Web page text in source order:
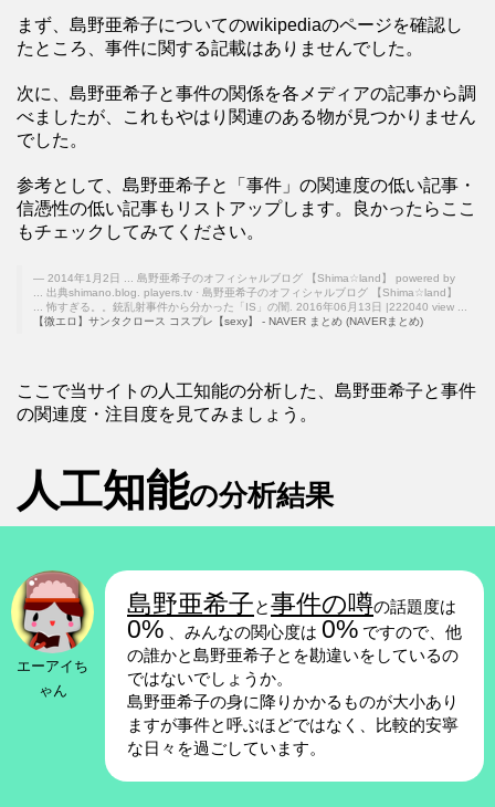
まず、島野亜希子についてのwikipediaのページを確認し
たところ、事件に関する記載はありませんでした。
次に、島野亜希子と事件の関係を各メディアの記事から調
べましたが、これもやはり関連のある物が見つかりません
でした。
参考として、島野亜希子と「事件」の関連度の低い記事・
信憑性の低い記事もリストアップします。良かったらここ
もチェックしてみてください。
2014年1月2日 ... 島野亜希子のオフィシャルブログ 【Shima☆land】 powered by
... 出典shimano.blog. players.tv · 島野亜希子のオフィシャルブログ 【Shima☆land】
... 怖すぎる。。銃乱射事件から分かった「IS」の闇. 2016年06月13日 |222040 view ...
【微エロ】サンタクロース コスプレ【sexy】 - NAVER まとめ (NAVERまとめ)
ここで当サイトの人工知能の分析した、島野亜希子と事件
の関連度・注目度を見てみましょう。
人工知能の分析結果
エーアイち
ゃん
島野亜希子と事件の噂の話題度は
0% 、みんなの関心度は 0% ですので、他
の誰かと島野亜希子とを勘違いをしているの
ではないでしょうか。
島野亜希子の身に降りかかるものが大小あり
ますが事件と呼ぶほどではなく、比較的安寧
な日々を過ごしています。